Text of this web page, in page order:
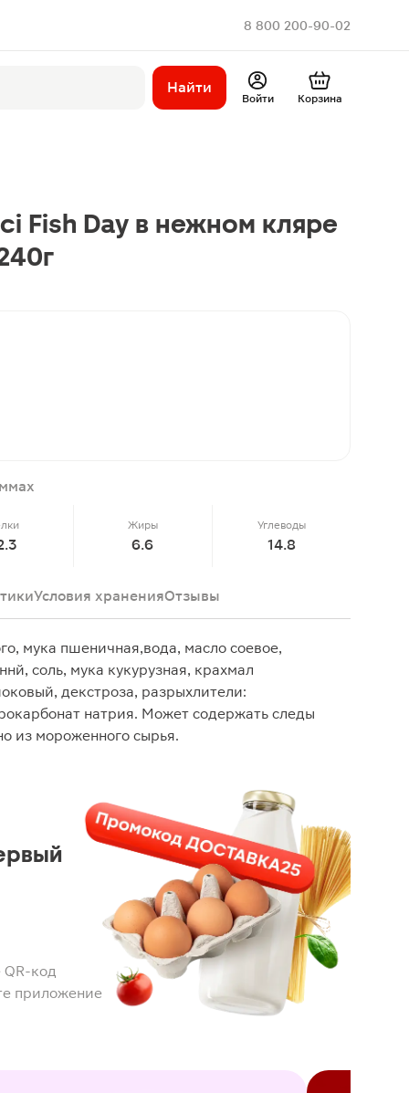
8 800 200-90-02
Найти
Войти Корзина
Fish Day в нежном кляре
Жиры
6.6
Углеводы
14.8
Условия храненияОтзывы
мука пшеничная,вода, масло соевое,
соль, мука кукурузная, крахмал
декстроза, разрыхлители:
натрия. Может содержать следы
из мороженного сырья.
код
приложение